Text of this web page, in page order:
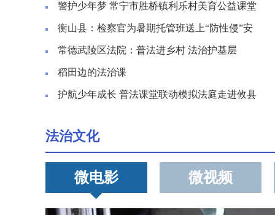
和谐校园
警护少年梦 常宁市胜桥镇利乐村美育公益课堂
再度开课
衡山县：检察官为暑期托管班送上“防性侵”安
全课
常德武陵区法院：普法进乡村 法治护基层
稻田边的法治课
护航少年成长 普法课堂联动模拟法庭走进攸县
法治文化
微电影 微视频